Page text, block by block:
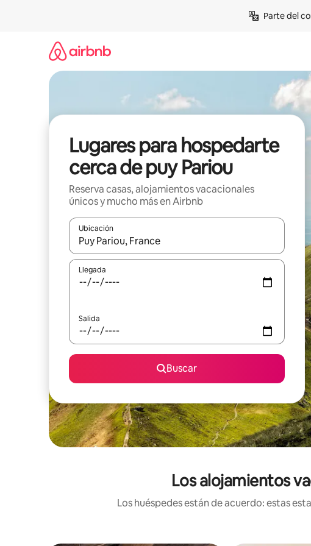
Parte del
Lugares para hospedarte
cerca de puy Pariou
Reserva casas, alojamientos vacacionales
únicos y mucho más en Airbnb
Ubicación
Cuando los resultados estén disponibles, podrás navegar
Llegada
Salida
Buscar
Los alojamientos
Los huéspedes están de acuerdo: estas